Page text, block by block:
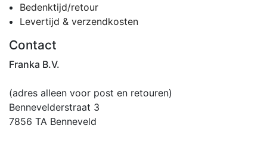
Bedenktijd/retour
Levertijd & verzendkosten
Contact
Franka B.V.
(adres alleen voor post en retouren)
Bennevelderstraat 3
7856 TA Benneveld